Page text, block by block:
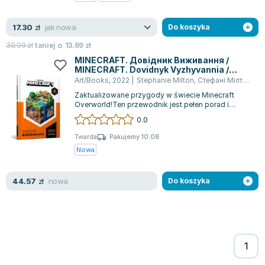
Agata Passent
Michel Moran
Maciej Orłoś
Jo Nesbo
Katarzyna Miller
Antoine de Saint Exupery
Lew Tołstoj
Mark Twain
ks. Piotr Pawlukiewicz
17.30 zł jak nowa
30.99złtaniej o 13.69 zł
Do koszyka
MINECRAFT. Довідник Виживання /
MINECRAFT. Dovidnyk Vyzhyvannia /
MINECRAFT. Przewodnik surwiwalowy
Art/Books, 2022 Stephanie Milton, Стефані Мілтон
Zaktualizowane przygody w świecie Minecraft
Overworld!Ten przewodnik jest pełen porad i
trików, które zgromadzono przez lata istni...
0.0
Twarda
Pakujemy 10.08
Nowa
44.57 zł nowa Do koszyka